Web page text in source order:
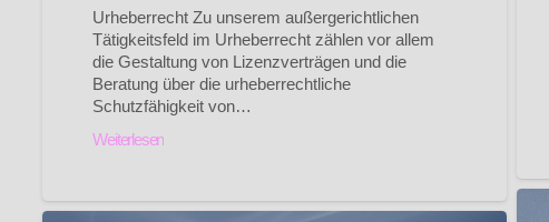
Urheberrecht Zu unserem außergerichtlichen
Tätigkeitsfeld im Urheberrecht zählen vor allem
die Gestaltung von Lizenzverträgen und die
Beratung über die urheberrechtliche
Schutzfähigkeit von…
Weiterlesen